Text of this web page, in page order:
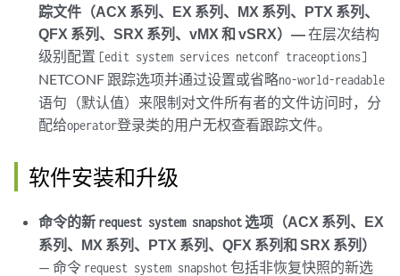
踪文件（ACX 系列、EX 系列、MX 系列、PTX 系列、
QFX 系列、SRX 系列、vMX 和 vSRX）—在层次结构
级别配置 [edit system services netconf traceoptions]
NETCONF 跟踪选项并通过设置或省略no-world-readable
语句（默认值）来限制对文件所有者的文件访问时，分
配给operator登录类的用户无权查看跟踪文件。
软件安装和升级
命令的新 request system snapshot 选项（ACX 系列、EX
系列、MX 系列、PTX 系列、QFX 系列和 SRX 系列）
— 命令 request system snapshot包括非恢复快照的新选